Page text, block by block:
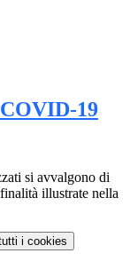
19
si avvalgono di
illustrate nella
i cookies